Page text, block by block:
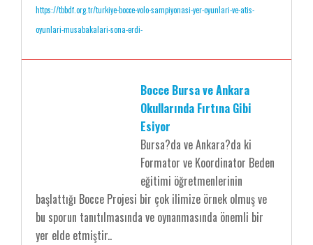
https://tbbdf.org.tr/turkiye-bocce-volo-sampiyonasi-yer-oyunlari-ve-atis-
oyunlari-musabakalari-sona-erdi-
Bocce Bursa ve Ankara
Okullarında Fırtına Gibi
Esiyor
Bursa?da ve Ankara?da ki
Formator ve Koordinator Beden
eğitimi öğretmenlerinin
başlattığı Bocce Projesi bir çok ilimize örnek olmuş ve
bu sporun tanıtılmasında ve oynanmasında önemli bir
yer elde etmiştir..